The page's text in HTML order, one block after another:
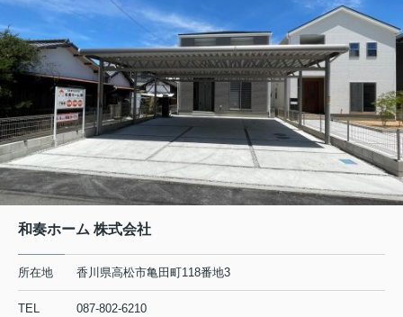
和奏ホーム 株式会社
所在地 香川県高松市亀田町118番地3
TEL 087-802-6210